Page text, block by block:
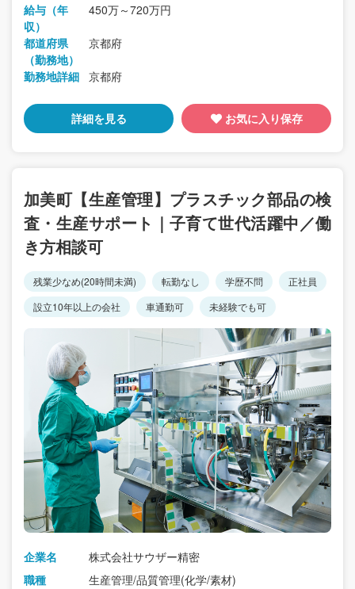
給与（年
収）
450万～720万円
都道府県
（勤務地）
京都府
勤務地詳細 京都府
詳細を見る お気に入り保存
加美町【生産管理】プラスチック部品の検
査・生産サポート｜子育て世代活躍中／働
き方相談可
残業少なめ(20時間未満) 転勤なし 学歴不問
正社員
設立10年以上の会社
車通勤可 未経験でも可
企業名
株式会社サウザー精密
職種
生産管理/品質管理(化学/素材)